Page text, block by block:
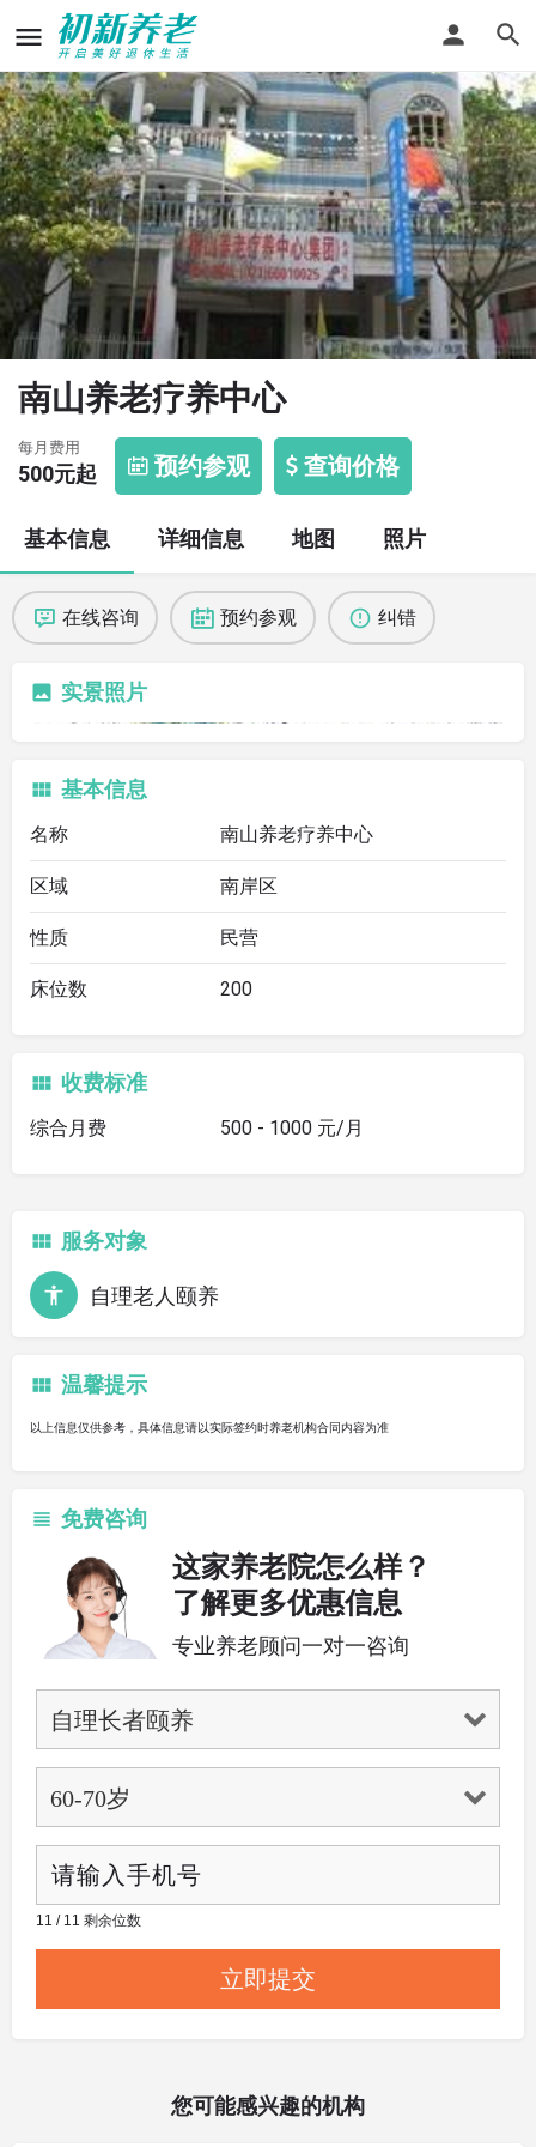
南山养老疗养中心
每月费用
500元起 预约参观 查询价格
基本信息 详细信息 地图 照片
在线咨询 预约参观 纠错
实景照片
基本信息
名称 南山养老疗养中心
区域 南岸区
性质 民营
床位数 200
收费标准
综合月费 500 - 1000 元/月
服务对象
自理老人颐养
温馨提示
以上信息仅供参考，具体信息请以实际签约时养老机构合同内容为准
免费咨询
这家养老院怎么样？
了解更多优惠信息
专业养老顾问一对一咨询
11 / 11 剩余位数
您可能感兴趣的机构